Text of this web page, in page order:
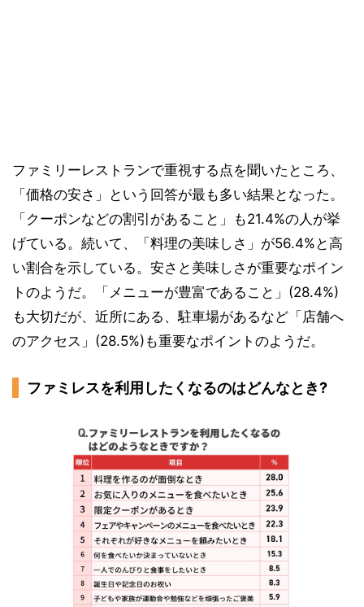
ファミリーレストランで重視する点を聞いたところ、
「価格の安さ」という回答が最も多い結果となった。
「クーポンなどの割引があること」も21.4%の人が挙
げている。続いて、「料理の美味しさ」が56.4%と高
い割合を示している。安さと美味しさが重要なポイン
トのようだ。「メニューが豊富であること」(28.4%)
も大切だが、近所にある、駐車場があるなど「店舗へ
のアクセス」(28.5%)も重要なポイントのようだ。
ファミレスを利用したくなるのはどんなとき?